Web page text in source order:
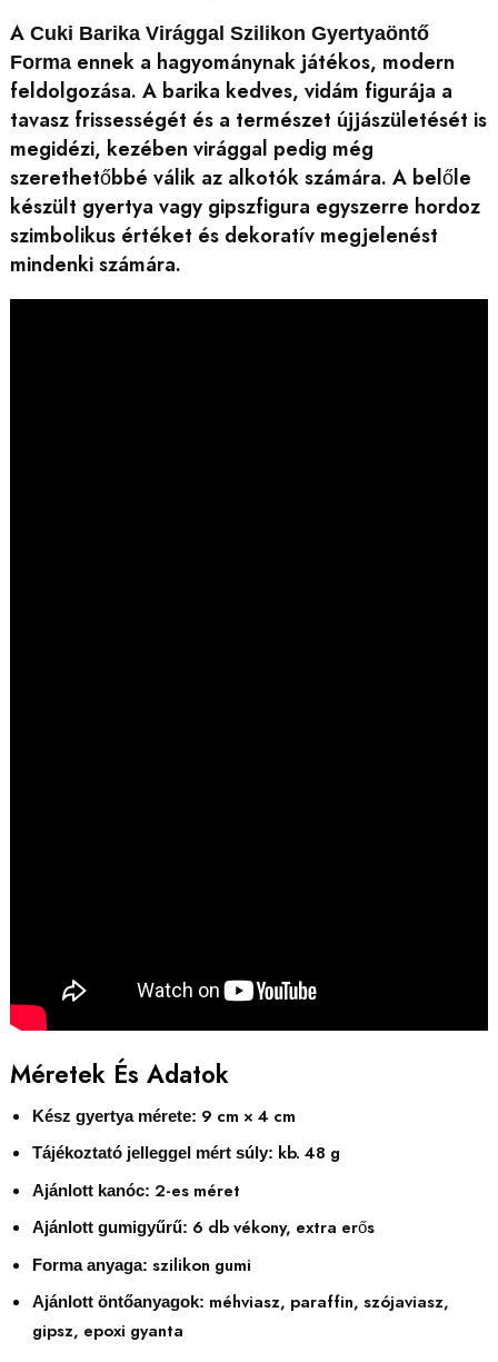
A Cuki Barika Virággal Szilikon Gyertyaöntő
Formaennek a hagyománynak játékos, modern
feldolgozása. A barika kedves, vidám figurája a
tavasz frissességét és a természet újjászületését is
megidézi, kezében virággal pedig még
szerethetőbbé válik az alkotók számára. A belőle
készült gyertya vagy gipszfigura egyszerre hordoz
szimbolikus értéket és dekoratív megjelenést
mindenki számára.
Méretek És Adatok
Kész gyertya mérete: 9 cm × 4 cm
Tájékoztató jelleggel mért súly: kb. 48 g
Ajánlott kanóc: 2-es méret
Ajánlott gumigyűrű: 6 db vékony, extra erős
Forma anyaga: szilikon gumi
Ajánlott öntőanyagok: méhviasz, paraffin, szójaviasz,
gipsz, epoxi gyanta